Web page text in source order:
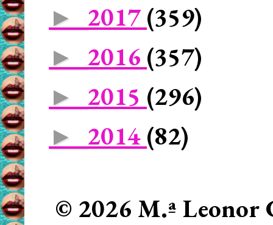
► 2017 (359)
► 2016 (357)
► 2015 (296)
► 2014 (82)
© 2026 M.ª Leonor